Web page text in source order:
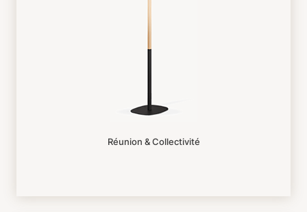
Réunion & Collectivité